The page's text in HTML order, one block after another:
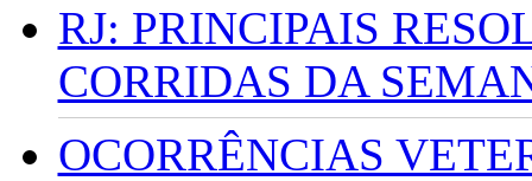
RJ: PRINCIPAIS
CORRIDAS DA
OCORRÊNCIAS